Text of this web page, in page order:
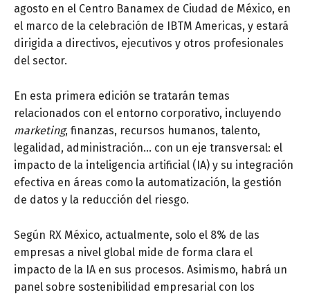
agosto en el Centro Banamex de Ciudad de México, en
el marco de la celebración de IBTM Americas, y estará
dirigida a directivos, ejecutivos y otros profesionales
del sector.
En esta primera edición se tratarán temas
relacionados con el entorno corporativo, incluyendo
marketing, finanzas, recursos humanos, talento,
legalidad, administración… con un eje transversal: el
impacto de la inteligencia artificial (IA) y su integración
efectiva en áreas como la automatización, la gestión
de datos y la reducción del riesgo.
Según RX México, actualmente, solo el 8% de las
empresas a nivel global mide de forma clara el
impacto de la IA en sus procesos. Asimismo, habrá un
panel sobre sostenibilidad empresarial con los